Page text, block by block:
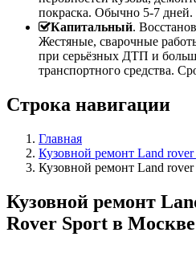
покраска. Обычно 5-7 дней.
Капитальный.
Жестяные, сварочные
при серьёзных ДТП и
транспортного средства.
Строка навигации
Главная
Кузовной ремонт Land
Кузовной ремонт Land
Кузовной ремонт
Rover Sport в Москве